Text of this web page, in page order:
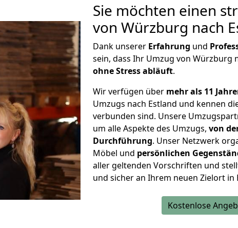
Sie möchten einen
von Würzburg nach
Dank unserer Erfahrung und
sein, dass Ihr Umzug von Würzburg
ohne Stress abläuft.
Wir verfügen über mehr als 11
Umzugs nach Estland und kennen
verbunden sind. Unsere
um alle Aspekte des Umzugs, von
Durchführung. Unser Netzwerk
Möbel und persönlichen
aller geltenden Vorschriften und
und sicher an Ihrem neuen Zielort in
Kostenlose